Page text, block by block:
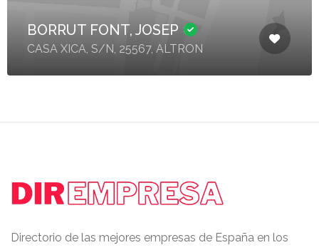
BORRUT FONT, JOSEP
CASA XICA, S/N, 25567, ALTRON
Directorio de las mejores empresas de España en los